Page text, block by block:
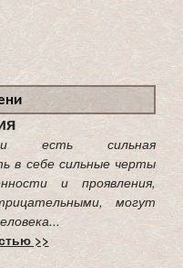
есть сильная
в себе сильные черты
и проявления,
могут
>>